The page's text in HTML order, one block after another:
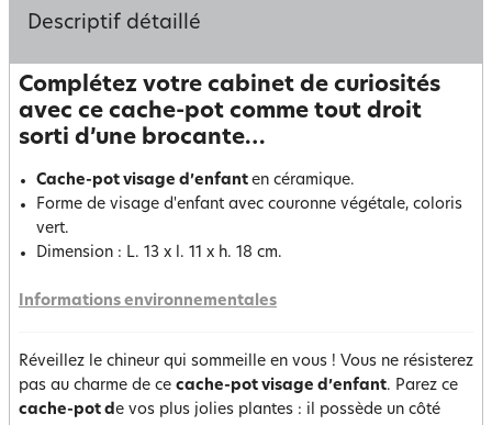
Descriptif détaillé
Complétez votre cabinet de curiosités
avec ce cache-pot comme tout droit
sorti d’une brocante…
Cache-pot visage d’enfant en céramique.
Forme de visage d'enfant avec couronne végétale, coloris
vert.
Dimension : L. 13 x l. 11 x h. 18 cm.
Informations environnementales
Réveillez le chineur qui sommeille en vous ! Vous ne résisterez
pas au charme de ce cache-pot visage d’enfant. Parez ce
cache-pot de vos plus jolies plantes : il possède un côté